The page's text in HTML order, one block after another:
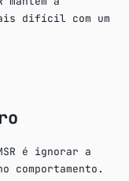
difícil com um
é ignorar a
comportamento.